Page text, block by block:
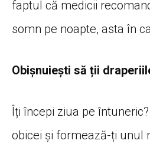
faptul că medicii
somn pe noapte, asta în
Obișnuiești să ții
Îți începi ziua pe
obicei și formează-ți unul